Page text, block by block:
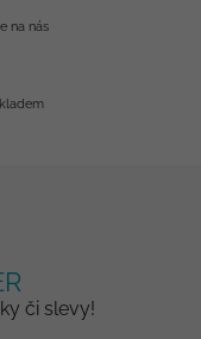
na nás
či slevy!